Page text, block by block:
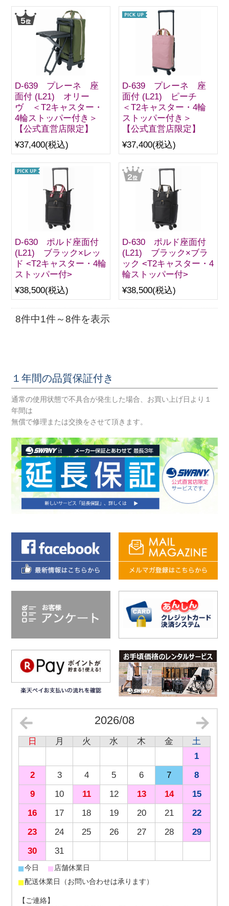
D-639 プレーネ 座
面付 (L21) オリー
ヴ ＜T2キャスター・
4輪ストッパー付き＞
【公式直営店限定】
¥37,400(税込)
D-639 プレーネ 座
面付 (L21) ピーチ
＜T2キャスター・4輪
ストッパー付き＞
【公式直営店限定】
¥37,400(税込)
D-630 ポルド座面付
(L21) ブラック×レッ
ド <T2キャスター・4輪
ストッパー付>
¥38,500(税込)
D-630 ポルド座面付
(L21) ブラック×ブラ
ック <T2キャスター・4
輪ストッパー付>
¥38,500(税込)
8件中1件～8件を表示
１年間の品質保証付き
通常の使用状態で不具合が発生した場合、お買い上げ日より１
年間は
無償で修理または交換をさせて頂きます。
2026/08
日 月 火 水 木 金
土
1
2
3 4 5 6 7
8
9
10 11 12 13 14
15
16
17 18 19 20 21
22
23
24 25 26 27 28
29
30
31
■今日 ■店舗休業日
■配送休業日（お問い合わせは承ります）
【ご連絡】